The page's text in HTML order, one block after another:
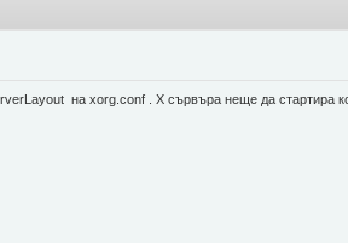
на xorg.conf . Х сървъра неще да стартира